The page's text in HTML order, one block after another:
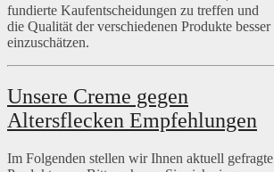
fundierte Kaufentscheidungen zu treffen und
die Qualität der verschiedenen Produkte besser
einzuschätzen.
Unsere Creme gegen
Altersflecken Empfehlungen
Im Folgenden stellen wir Ihnen aktuell gefragte